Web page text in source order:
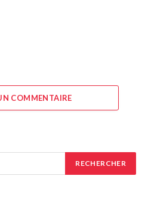
COMMENTAIRE